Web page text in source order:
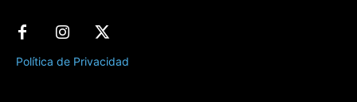
Política de Privacidad